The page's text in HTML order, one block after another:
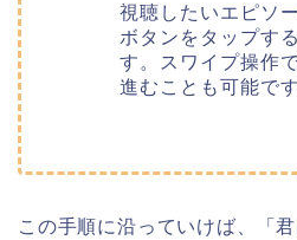
視聴したいエピソ
ボタンをタップす
す。スワイプ操作
進むことも可能です
この手順に沿っていけば、「